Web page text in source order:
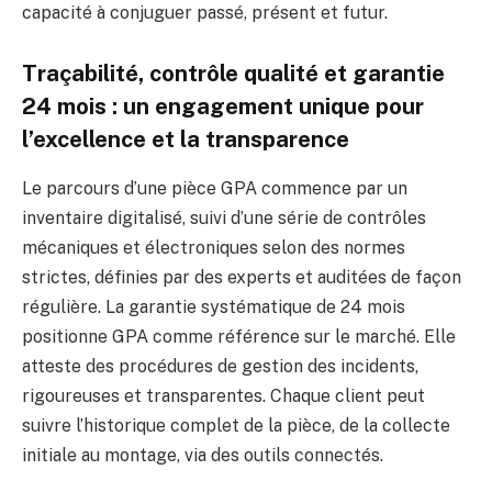
capacité à conjuguer passé, présent et futur.
Traçabilité, contrôle qualité et garantie
24 mois : un engagement unique pour
l’excellence et la transparence
Le parcours d’une pièce GPA commence par un
inventaire digitalisé, suivi d’une série de contrôles
mécaniques et électroniques selon des normes
strictes, définies par des experts et auditées de façon
régulière. La garantie systématique de 24 mois
positionne GPA comme référence sur le marché. Elle
atteste des procédures de gestion des incidents,
rigoureuses et transparentes. Chaque client peut
suivre l’historique complet de la pièce, de la collecte
initiale au montage, via des outils connectés.